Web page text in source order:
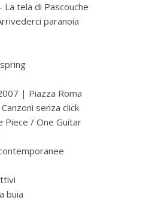
La tela di Pascouche
paranoia
| Piazza Roma
senza click
Piece / One Guitar
buia